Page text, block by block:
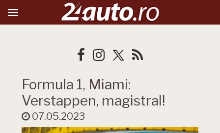
Formula 1, Miami:
Verstappen, magistral!
07.05.2023